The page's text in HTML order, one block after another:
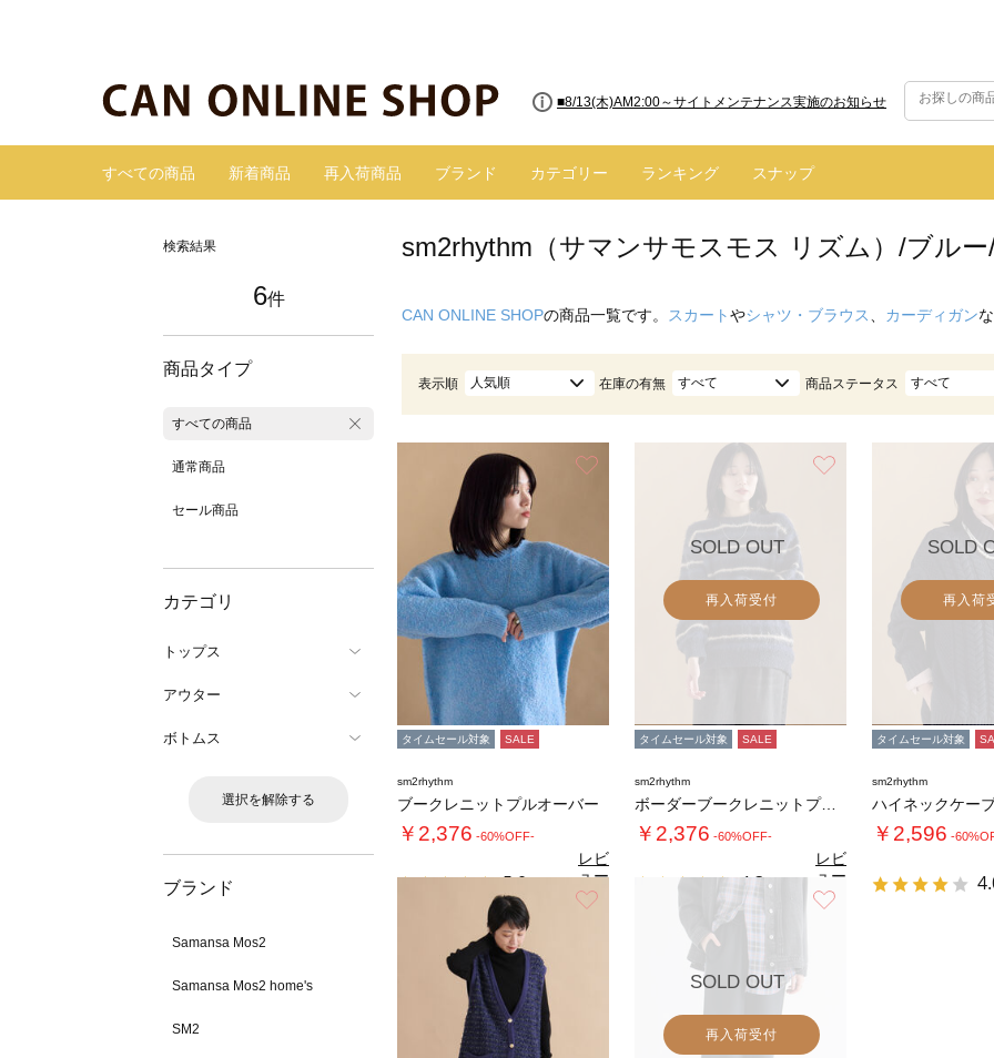
■8/13(木)AM2:00～サイトメンテナンス実施のお知らせ
■【お知らせ】ヤマト運輸の配送遅延・停止について
すべての商品 新着商品 再入荷商品 ブランド カテゴリー ランキング スナップ
検索結果
6件
商品タイプ
すべての商品
通常商品
セール商品
カテゴリ
トップス
アウター
ボトムス
選択を解除する
ブランド
Samansa Mos2
Samansa Mos2 home's
SM2
sm2rhythm（サマンサモスモス リズム）/ブルー
CAN ONLINE SHOPの商品一覧です。 スカートやシャツ・ブラウス カーディガン
表示順 人気順 在庫の有無 すべて 商品ステータス すべて
タイムセール対象 SALE
sm2rhythm
ブークレニットプルオーバー
￥2,376 -60%OFF-
5.0（1）
レビ
ュー
を見
る
SOLD OUT
再入荷受付
タイムセール対象 SALE
sm2rhythm
ボーダーブークレニットプルオーバー
￥2,376 -60%OFF-
4.3（3）
レビ
ュー
を見
る
SOLD
再入荷
タイムセール対象
sm2rhythm
￥2,596 -
お気に入り
SOLD OUT
再入荷受付